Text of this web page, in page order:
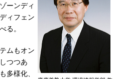
ーンディ
ィフェン
る。
ムもオン
つつあ
多様化、